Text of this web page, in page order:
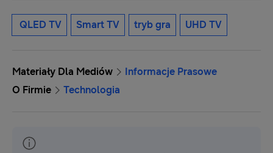
QLED TV Smart TV tryb gra UHD TV
Materiały Dla Mediów
Informacje Prasowe
O Firmie
Technologia